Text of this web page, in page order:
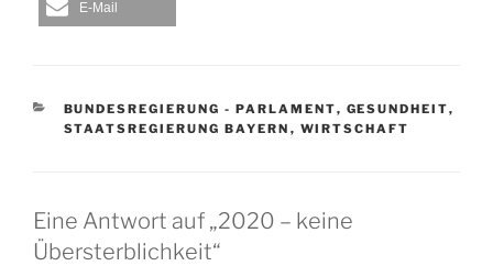
E-Mail
KATEGORIEN
BUNDESREGIERUNG - PARLAMENT, GESUNDHEIT,
STAATSREGIERUNG BAYERN , WIRTSCHAFT
Eine Antwort auf „2020 – keine
Übersterblichkeit“